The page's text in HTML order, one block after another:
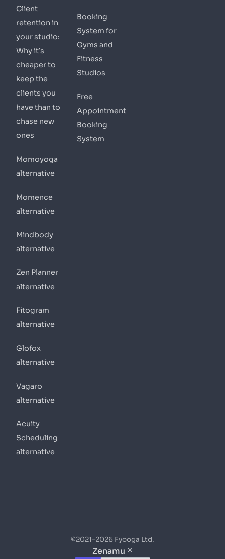
Client
retention in
your studio:
Why it’s
cheaper to
keep the
clients you
have than to
chase new
ones
Momoyoga
alternative
Momence
alternative
Mindbody
alternative
Zen Planner
alternative
Fitogram
alternative
Glofox
alternative
Vagaro
alternative
Acuity
Scheduling
alternative
Booking
System for
Gyms and
Fitness
Studios
Free
Appointment
Booking
System
©2021-2026 Fyooga Ltd.
Zenamu ®